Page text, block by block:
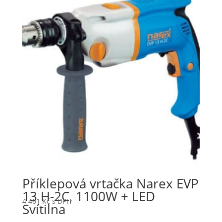
Příklepová vrtačka Narex EVP
13 H-2C, 1100W + LED
Svítilna
4 461Kč s DPH